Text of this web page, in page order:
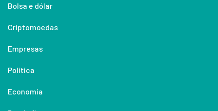
Bolsa e dólar
Criptomoedas
Empresas
Política
Economia